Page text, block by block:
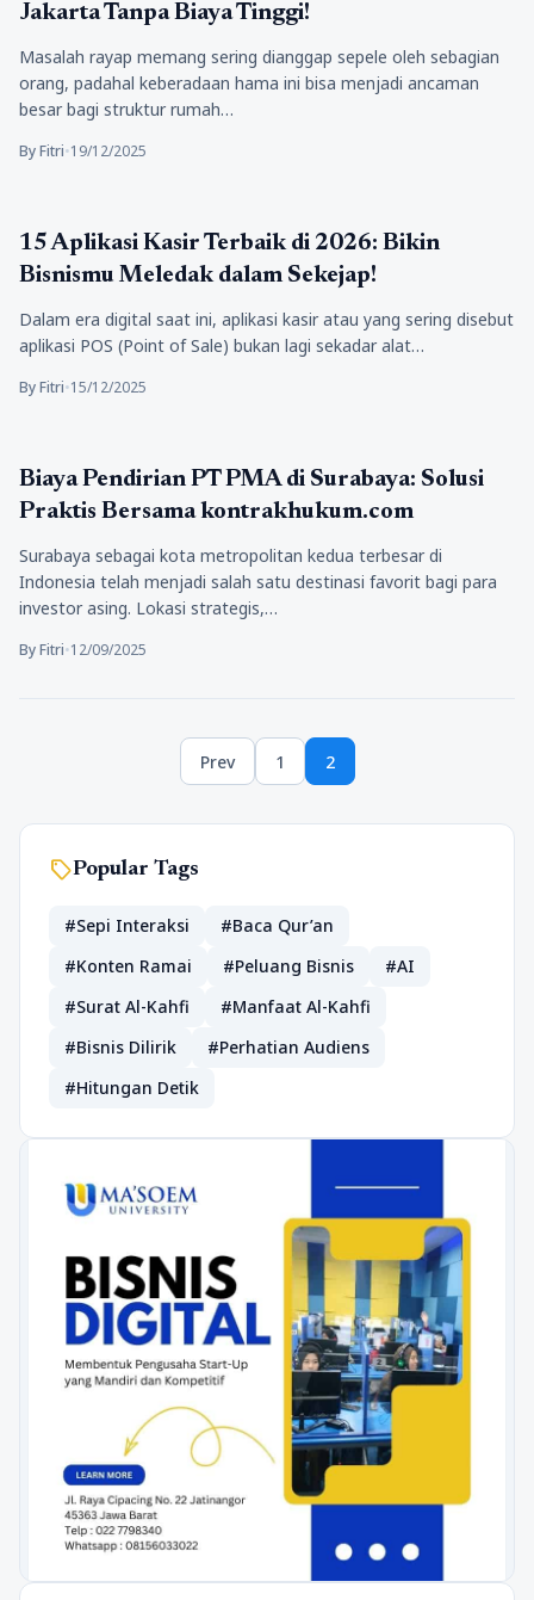
Jakarta Tanpa Biaya Tinggi!
Masalah rayap memang sering dianggap sepele oleh sebagian
orang, padahal keberadaan hama ini bisa menjadi ancaman
besar bagi struktur rumah…
By Fitri•19/12/2025
Berita
15 Aplikasi Kasir Terbaik di 2026: Bikin
Bisnismu Meledak dalam Sekejap!
Dalam era digital saat ini, aplikasi kasir atau yang sering disebut
aplikasi POS (Point of Sale) bukan lagi sekadar alat…
By Fitri•15/12/2025
Bisnis
Biaya Pendirian PT PMA di Surabaya: Solusi
Praktis Bersama kontrakhukum.com
Surabaya sebagai kota metropolitan kedua terbesar di
Indonesia telah menjadi salah satu destinasi favorit bagi para
investor asing. Lokasi strategis,…
By Fitri•12/09/2025
Prev Page
1 Page
2
sellPopular Tags
#Sepi Interaksi
#Baca Qur’an
#Konten Ramai
#Peluang Bisnis
#AI
#Surat Al-Kahfi
#Manfaat Al-Kahfi
#Bisnis Dilirik
#Perhatian Audiens
#Hitungan Detik